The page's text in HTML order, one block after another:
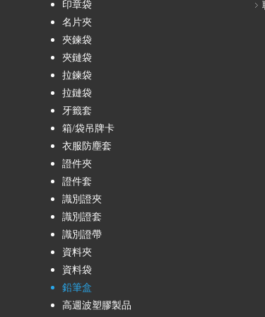
印章袋
名片夾
夾鍊袋
夾鏈袋
拉鍊袋
拉鏈袋
牙籤套
箱/袋吊牌卡
衣服防塵套
證件夾
證件套
識別證夾
識別證套
識別證帶
資料夾
資料袋
鉛筆盒
高週波塑膠製品